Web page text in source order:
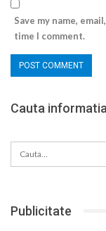
Save my name,
time I comment.
Cauta
Publicitate